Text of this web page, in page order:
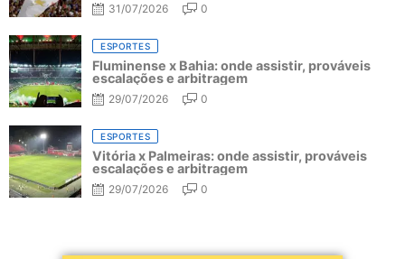
31/07/2026 0
ESPORTES
Fluminense x Bahia: onde assistir, prováveis
escalações e arbitragem
29/07/2026 0
ESPORTES
Vitória x Palmeiras: onde assistir, prováveis
escalações e arbitragem
29/07/2026 0